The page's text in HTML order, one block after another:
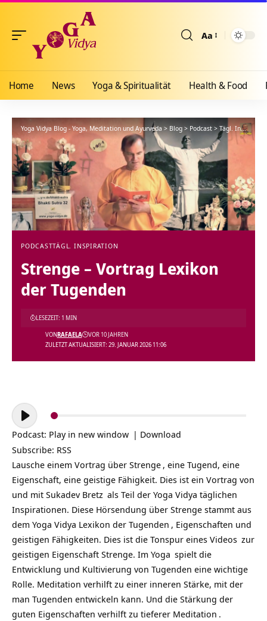
Aa
Home News Yoga & Spiritualität Health & Food
Yoga Vidya Blog - Yoga, Meditation und Ayurveda>Blog > Podcast >Tägl. Inspiration
PODCASTTÄGL. INSPIRATION
Strenge – Vortrag Lexikon
der Tugenden
ZULETZT AKTUALISIERT: 29. JANUAR 2026 11:06
VONRAFAELA VOR 10 JAHREN
LESEZEIT: 1 MIN
Audio-
Player
Podcast: Play in new window | Download
Subscribe: RSS
Lausche einem Vortrag über Strenge , eine Tugend, eine
Eigenschaft, eine geistige Fähigkeit. Dies ist ein Vortrag von
und mit Sukadev Bretz als Teil der Yoga Vidya täglichen
Inspirationen. Diese Hörsendung über Strenge stammt aus
dem Yoga Vidya Lexikon der Tugenden , Eigenschaften und
geistigen Fähigkeiten. Dies ist die Tonspur eines Videos zur
geistigen Eigenschaft Strenge. Im Yoga spielt die
Entwicklung und Kultivierung von Tugenden eine wichtige
Rolle. Meditation verhilft zu einer inneren Stärke, mit der
man Tugenden entwickeln kann. Und die Stärkung der
guten Eigenschaften verhilft zu tieferer Meditation .